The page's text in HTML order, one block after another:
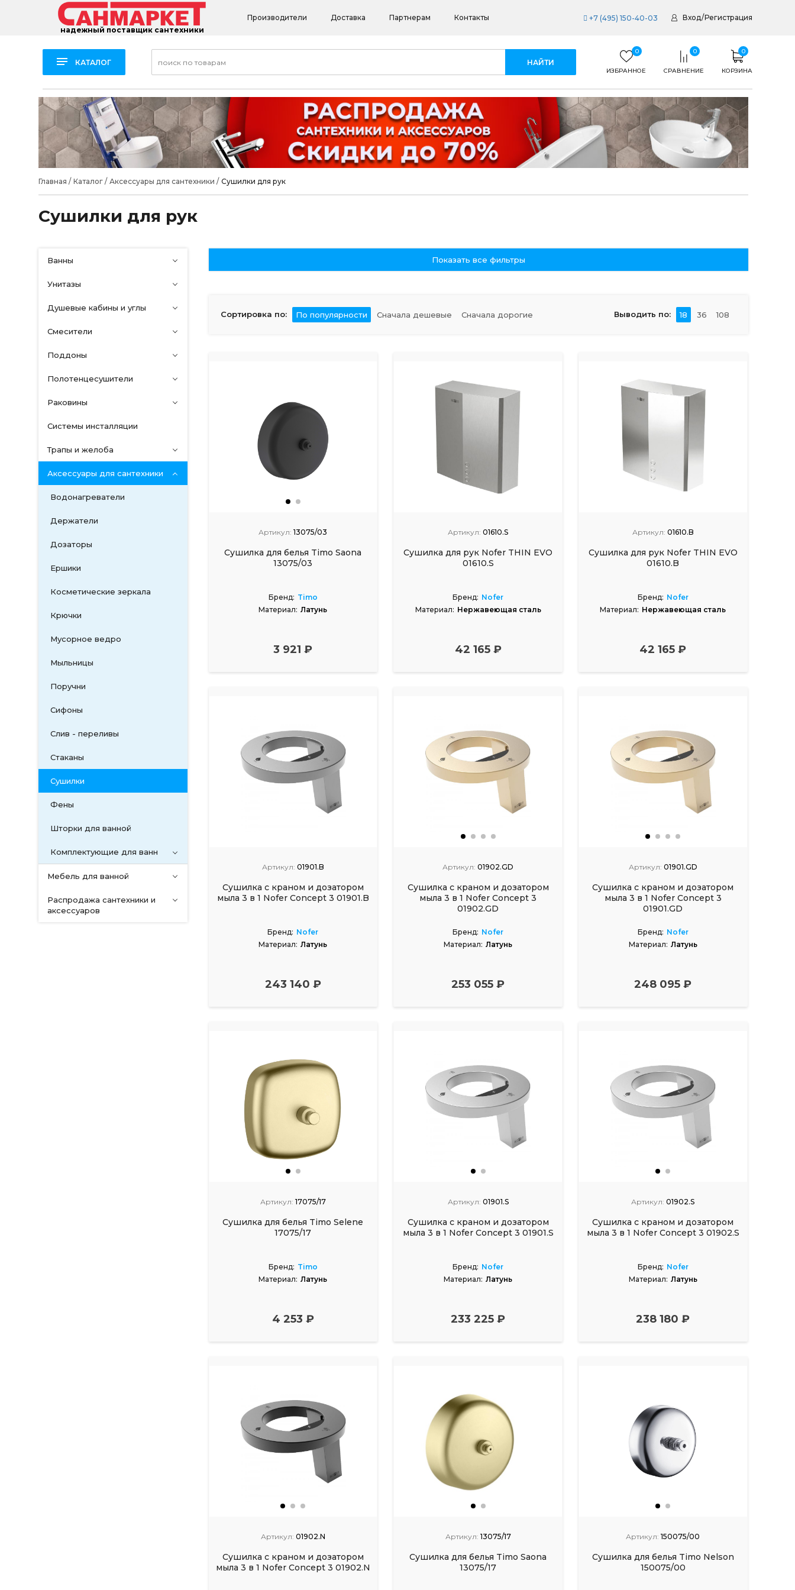
надежный поставщик сантехники
Производители Доставка Партнерам Контакты +7 (495) 150-40-03 Вход/Регистрация
КАТАЛОГ
0
ИЗБРАННОЕ
0
СРАВНЕНИЕ
0
КОРЗИНА
Главная / Каталог/ Аксессуары для сантехники / Сушилки для рук
Сушилки для рук
Ванны
Унитазы
Душевые кабины и углы
Смесители
Поддоны
Полотенцесушители
Раковины
Системы инсталляции
Трапы и желоба
Аксессуары для сантехники
Водонагреватели
Держатели
Дозаторы
Ершики
Косметические зеркала
Крючки
Мусорное ведро
Мыльницы
Поручни
Сифоны
Слив - переливы
Стаканы
Сушилки
Фены
Шторки для ванной
Комплектующие для ванн
Мебель для ванной
Распродажа сантехники и
аксессуаров
Показать все фильтры
Сортировка по: По популярности Сначала дешевые Сначала дорогие Выводить по: 18 36 108
Артикул: 13075/03
Сушилка для белья Timo Saona
13075/03
Бренд: Timo
Материал: Латунь
3 921 ₽
Артикул: 01610.S
Сушилка для рук Nofer THIN EVO
01610.S
Бренд: Nofer
Материал: Нержавеющая сталь
42 165 ₽
Артикул: 01610.B
Сушилка для рук Nofer THIN EVO
01610.B
Бренд: Nofer
Материал: Нержавеющая сталь
42 165 ₽
Артикул: 01901.B
Сушилка с краном и дозатором
мыла 3 в 1 Nofer Concept 3 01901.B
Бренд: Nofer
Материал: Латунь
243 140 ₽
Артикул: 01902.GD
Сушилка с краном и дозатором
мыла 3 в 1 Nofer Concept 3
01902.GD
Бренд: Nofer
Материал: Латунь
253 055 ₽
Артикул: 01901.GD
Сушилка с краном и дозатором
мыла 3 в 1 Nofer Concept 3
01901.GD
Бренд: Nofer
Материал: Латунь
248 095 ₽
Артикул: 17075/17
Сушилка для белья Timo Selene
17075/17
Бренд: Timo
Материал: Латунь
4 253 ₽
Артикул: 01901.S
Сушилка с краном и дозатором
мыла 3 в 1 Nofer Concept 3 01901.S
Бренд: Nofer
Материал: Латунь
233 225 ₽
Артикул: 01902.S
Сушилка с краном и дозатором
мыла 3 в 1 Nofer Concept 3 01902.S
Бренд: Nofer
Материал: Латунь
238 180 ₽
Артикул: 01902.N
Сушилка с краном и дозатором
мыла 3 в 1 Nofer Concept 3 01902.N
Артикул: 13075/17
Сушилка для белья Timo Saona
13075/17
Артикул: 150075/00
Сушилка для белья Timo Nelson
150075/00